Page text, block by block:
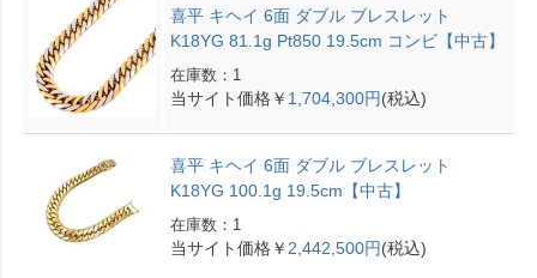
喜平 キヘイ 6面 ダブル ブレスレット
K18YG 81.1g Pt850 19.5cm コンビ【中古】
在庫数：1
当サイト価格￥ 1,704,300円(税込)
喜平 キヘイ 6面 ダブル ブレスレット
K18YG 100.1g 19.5cm【中古】
在庫数：1
当サイト価格￥2,442,500円(税込)